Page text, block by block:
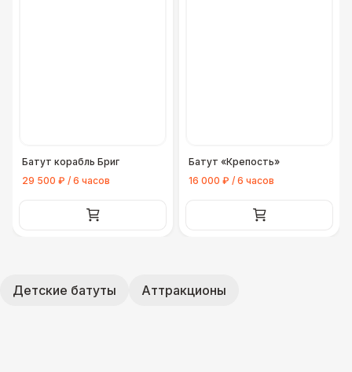
Батут корабль Бриг
29 500 ₽ / 6 часов
Батут «Крепость»
16 000 ₽ / 6 часов
Детские батуты Аттракционы